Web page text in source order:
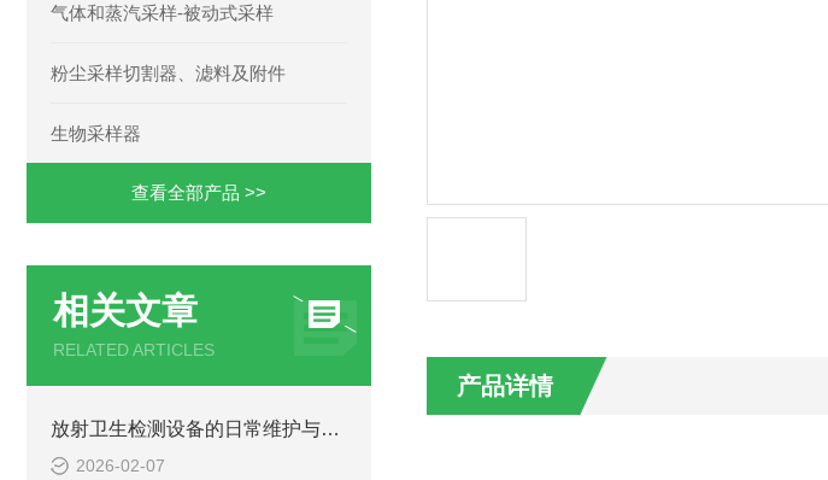
气体和蒸汽采样-被动式采样
粉尘采样切割器、滤料及附件
生物采样器
查看全部产品 >>
相关文章
RELATED ARTICLES
放射卫生检测设备的日常维护与检定流程
2026-02-07
产品详情